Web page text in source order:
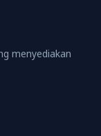
menyediakan